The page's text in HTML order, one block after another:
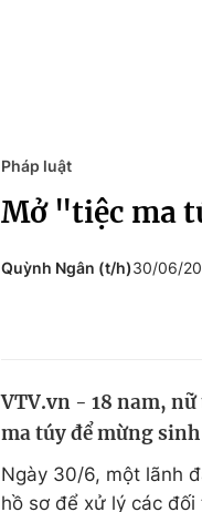
Làm đẹp
Pháp luật
Mở "tiệc ma
Quỳnh Ngân (t/h)30/06/
VTV.vn - 18 nam,
ma túy để mừng
Ngày 30/6, một lãnh
hồ sơ để xử lý các